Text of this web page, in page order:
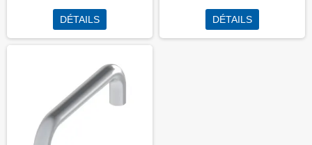
DÉTAILS DÉTAILS